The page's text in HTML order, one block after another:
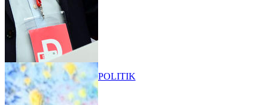
POLITIK